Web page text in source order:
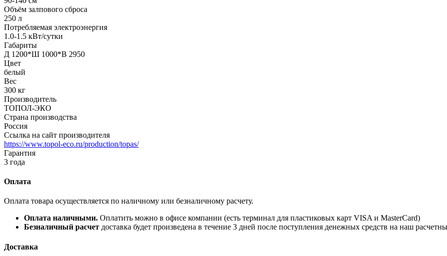
Объём залпового сброса
250 л
Потребляемая электроэнергия
1.0-1.5 кВт/сутки
Габариты
Д 1200*Ш 1000*В 2950
Цвет
белый
Вес
300 кг
Производитель
ТОПОЛ-ЭКО
Страна производства
Россия
Ссылка на сайт производителя
https://www.topol-eco.ru/production/topas/
Гарантия
3 года
Оплата
Оплата товара осуществляется по наличному или безналичному расчету.
Оплата наличными. Оплатить можно в офисе компании (есть терминал для пластиковых карт VISA и MasterCard)
Безналичный расчет доставка будет произведена в течение 3 дней после поступления денежных средств на наш
Доставка